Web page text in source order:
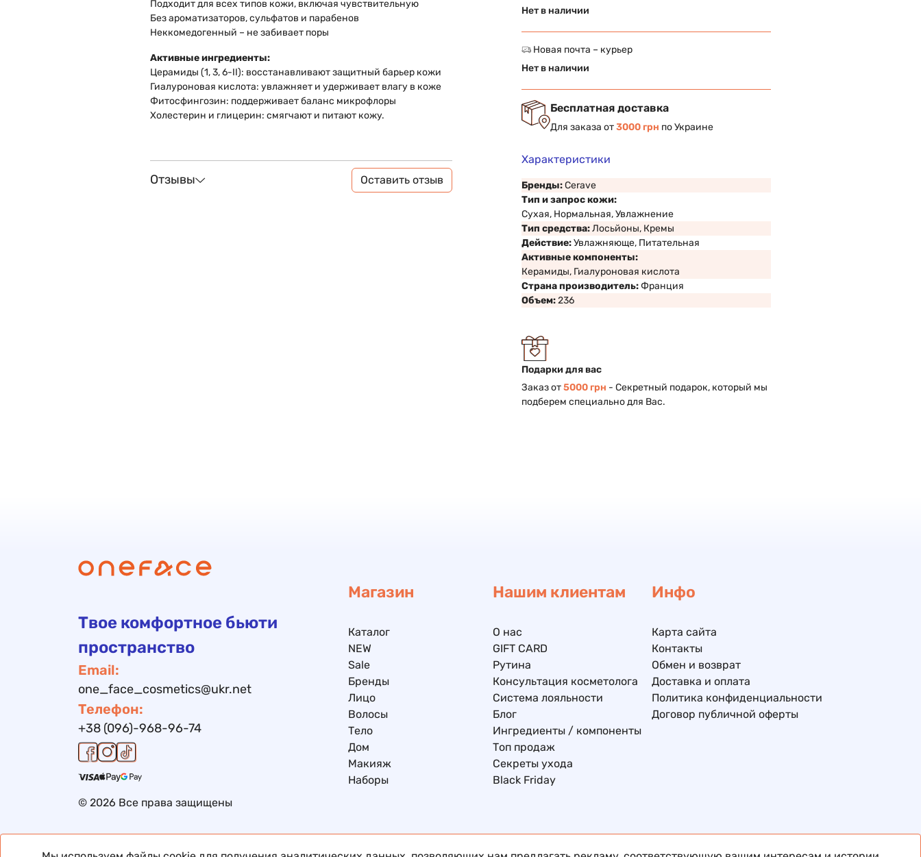
Подходит для всех типов кожи, включая чувствительную
Без ароматизаторов, сульфатов и парабенов
Неккомедогенный – не забивает поры
Активные ингредиенты:
Церамиды (1, 3, 6-II): восстанавливают защитный барьер кожи
Гиалуроновая кислота: увлажняет и удерживает влагу в коже
Фитосфингозин: поддерживает баланс микрофлоры
Холестерин и глицерин: смягчают и питают кожу.
Отзывы Оставить отзыв
Нет в наличии
Новая почта – курьер
Нет в наличии
Бесплатная доставка
Для заказа от3000 грн по Украине
Характеристики
Бренды:Cerave
Тип и запрос кожи:
Сухая, Нормальная, Увлажнение
Тип средства:Лосьйоны, Кремы
Действие:Увлажняюще, Питательная
Активные компоненты:
Керамиды, Гиалуроновая кислота
Страна производитель:Франция
Объем:236
Подарки для вас
Заказ от5000 грн - Секретный подарок, который мы
подберем специально для Вас.
Твое комфортное бьюти
пространство
Email:
one_face_cosmetics@ukr.net
Телефон:
+38 (096)-968-96-74
© 2026 Все права защищены
Магазин
Каталог
NEW
Sale
Бренды
Лицо
Волосы
Тело
Дом
Макияж
Наборы
Нашим клиентам
О нас
GIFT CARD
Рутина
Консультация косметолога
Система лояльности
Блог
Ингредиенты / компоненты
Топ продаж
Секреты ухода
Black Friday
Инфо
Карта сайта
Контакты
Обмен и возврат
Доставка и оплата
Политика конфиденциальности
Договор публичной оферты